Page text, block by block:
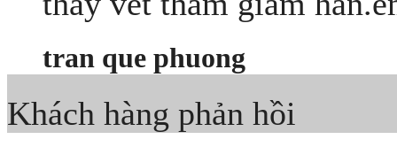
tran que phuong
Khách hàng phản hồi